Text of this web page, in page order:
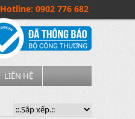
Hotline: 0902 776 682
LIÊN HỆ